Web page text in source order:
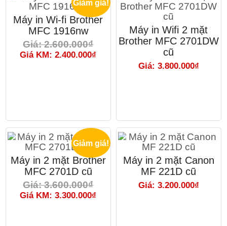
Giảm giá!
Máy in Wi-fi Brother
MFC 1916nw
Giá: 2.600.000₫
Giá KM: 2.400.000₫
Máy in Wifi 2 mặt
Brother MFC 2701DW
cũ
Giá: 3.800.000₫
Giảm giá!
Máy in 2 mặt Brother
MFC 2701D cũ
Giá: 3.600.000₫
Giá KM: 3.300.000₫
Máy in 2 mặt Canon
MF 221D cũ
Giá: 3.200.000₫